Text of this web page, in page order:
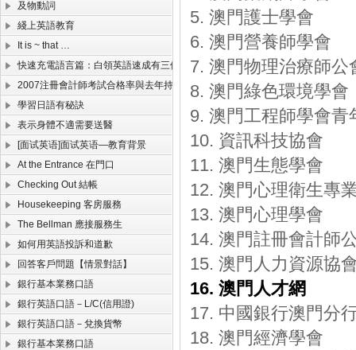
及物動詞
綫上英語教育
It is ~ that …
快速充電語言篇：白領英語速成有三個關鍵詞
2007注冊會計師考試合格率與去年持平
學習日語有秘訣
表示身體不適需要送醫
[面试英语]面试英语—教育背景
At the Entrance 在門口
Checking Out 結帳
Housekeeping 客房服務
The Bellman 應接服務生
如何用英語投訴和道歉
回答客戶問題【情景對話】
銀行基本業務口語
銀行英語口語－L/C(信用證)
銀行英語口語－兌換貨幣
銀行基本業務口語
5. 澳門護士學會
6. 澳門營養師學會
7. 澳門物理治療師公
8. 澳門綠色環境學會
9. 澳門工程師學會青
10. 資訊科技協會
11. 澳門生態學會
12. 澳門心理衛生專
13. 澳門心理學會
14. 澳門註冊會計師
15. 澳門人力資源協
16. 澳門人才網
17. 中國銀行澳門分
18. 澳門經濟學會